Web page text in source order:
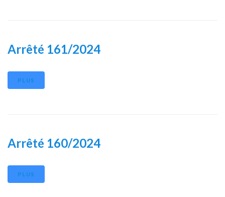
Arrêté 161/2024
PLUS
Arrêté 160/2024
PLUS